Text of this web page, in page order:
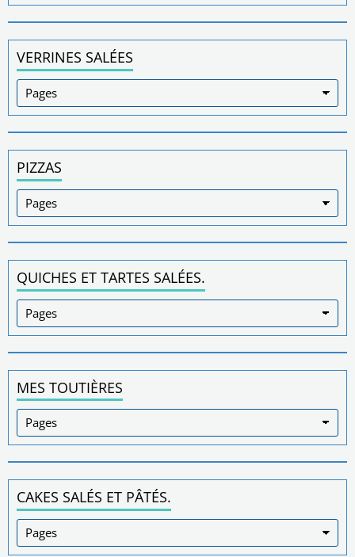
VERRINES SALÉES
PIZZAS
QUICHES ET TARTES SALÉES.
MES TOUTIÈRES
CAKES SALÉS ET PÂTÉS.